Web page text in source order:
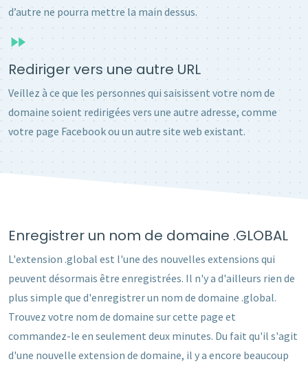
d’autre ne pourra mettre la main dessus.
Rediriger vers une autre URL
Veillez à ce que les personnes qui saisissent votre nom de
domaine soient redirigées vers une autre adresse, comme
votre page Facebook ou un autre site web existant.
Enregistrer un nom de domaine .GLOBAL
L'extension .global est l'une des nouvelles extensions qui
peuvent désormais être enregistrées. Il n'y a d'ailleurs rien de
plus simple que d'enregistrer un nom de domaine .global.
Trouvez votre nom de domaine sur cette page et
commandez-le en seulement deux minutes. Du fait qu'il s'agit
d'une nouvelle extension de domaine, il y a encore beaucoup